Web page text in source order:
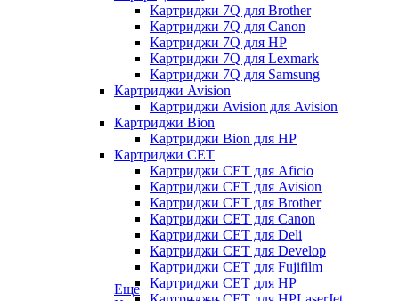
Картриджи 7Q для Brother
Картриджи 7Q для Canon
Картриджи 7Q для HP
Картриджи 7Q для Lexmark
Картриджи 7Q для Samsung
Картриджи Avision
Картриджи Avision для Avision
Картриджи Bion
Картриджи Bion для HP
Картриджи CET
Картриджи CET для Aficio
Картриджи CET для Avision
Картриджи CET для Brother
Картриджи CET для Canon
Картриджи CET для Deli
Картриджи CET для Develop
Картриджи CET для Fujifilm
Картриджи CET для HP
Еще